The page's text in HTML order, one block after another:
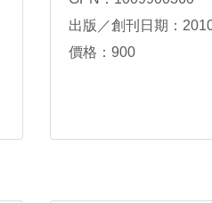
出版／創刊日期：
價格：900